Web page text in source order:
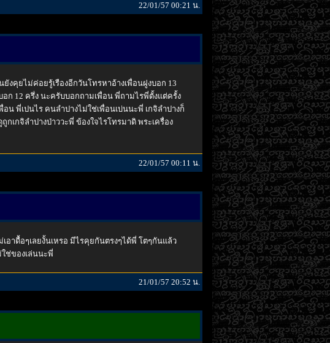
22/01/57 00:21 น.
ยังคุยไม่ค่อยรู้เรืองอีกวันโทรหาอ้างเพื่อนฝูงบอก 13
ก 12 ครึ่ง นะครับบอกถามเพื่อน พี่ถามไรพี่ตั้งแต่ครั้ง
พี่เปนไร คนลำปางไม่ใช่เพื่อนเบ่นนะพี่ เกจิลำปางก็
เกจิลำปางป่าววะพี่ ข้องใจไรโทรมาดิ พระเครื่อง
22/01/57 00:11 น.
อาดื้อๆเลยงั้นเหรอ มีไรคุยกันตรงๆได้พี่ โตๆกันแล้ว
ช่ของเล่นนะพี่
21/01/57 20:52 น.